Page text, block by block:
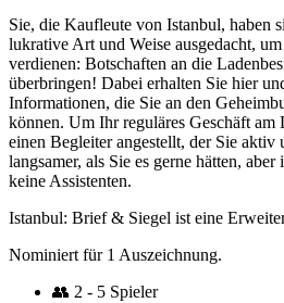
Sie, die Kaufleute von Istanbul, haben
lukrative Art und Weise ausgedacht,
verdienen: Botschaften an die
überbringen! Dabei erhalten Sie hier
Informationen, die Sie an den
können. Um Ihr reguläres Geschäft am
einen Begleiter angestellt, der Sie aktiv
langsamer, als Sie es gerne hätten,
keine Assistenten.
Istanbul: Brief & Siegel ist eine
Nominiert für 1 Auszeichnung.
👥 2 - 5 Spieler